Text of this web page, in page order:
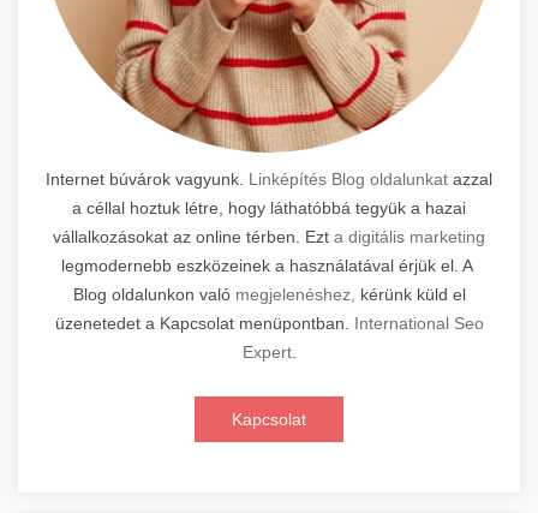
Internet búvárok vagyunk. Linképítés Blog oldalunkat azzal
a céllal hoztuk létre, hogy láthatóbbá tegyük a hazai
vállalkozásokat az online térben. Ezt a digitális marketing
legmodernebb eszközeinek a használatával érjük el. A
Blog oldalunkon való megjelenéshez,
kérünk küld el
üzenetedet a Kapcsolat menüpontban. International Seo
Expert.
Kapcsolat